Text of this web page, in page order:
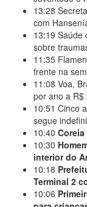
13:28
com
13:19 Saúde
sobre
11:35
frente na
11:08 Voa,
por ano a R$
10:51 Cinco
segue
10:40
10:30
interior do
10:18
Terminal 2
10:06